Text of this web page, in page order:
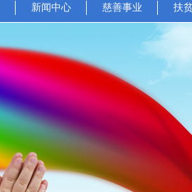
新闻中心 慈善事业 扶